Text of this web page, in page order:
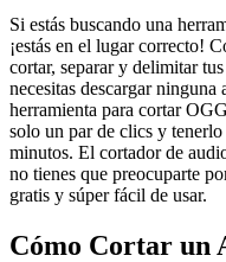
Si estás buscando una
¡estás en el lugar correcto!
cortar, separar y delimitar
necesitas descargar
herramienta para cortar
solo un par de clics y
minutos. El cortador de
no tienes que preocuparte
gratis y súper fácil de usar.
Cómo Cortar un